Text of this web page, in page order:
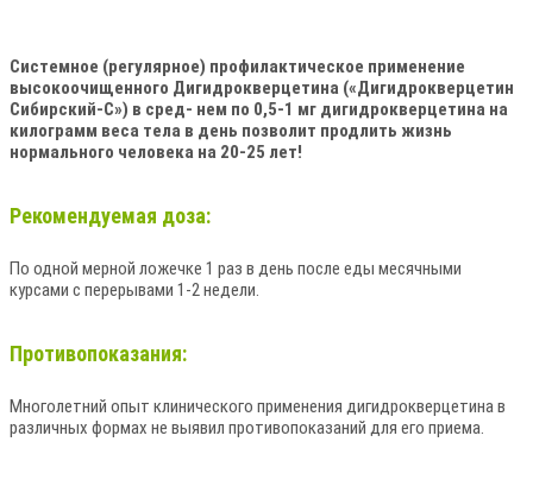
Системное (регулярное) профилактическое применение
высокоочищенного Дигидрокверцетина («Дигидрокверцетин
Сибирский-С») в сред- нем по 0,5-1 мг дигидрокверцетина на
килограмм веса тела в день позволит продлить жизнь
нормального человека на 20-25 лет!
Рекомендуемая доза:
По одной мерной ложечке 1 раз в день после еды месячными
курсами с перерывами 1-2 недели.
Противопоказания:
Многолетний опыт клинического применения дигидрокверцетина в
различных формах не выявил противопоказаний для его приема.